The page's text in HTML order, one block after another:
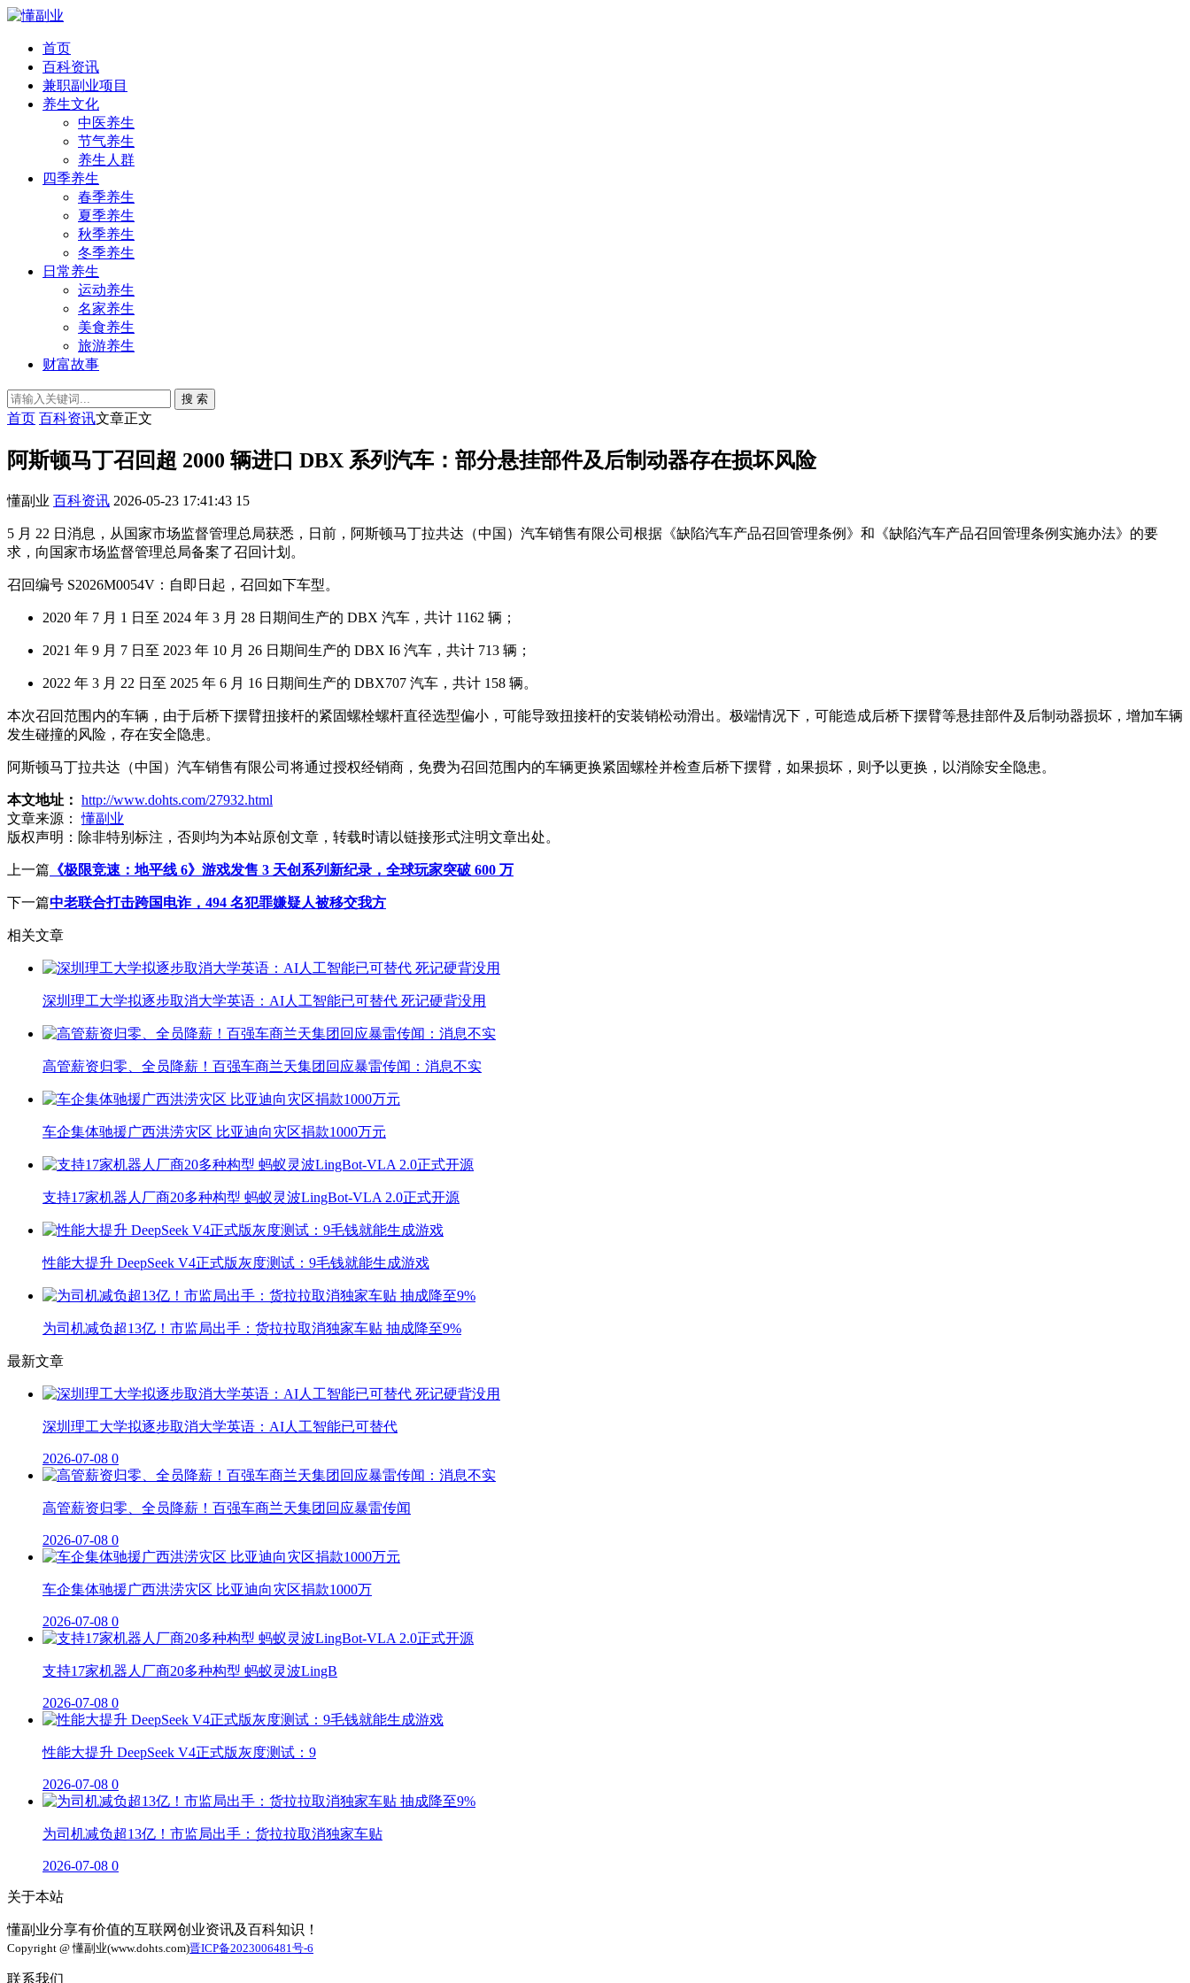
首页
百科资讯
兼职副业项目
养生文化
中医养生
节气养生
养生人群
四季养生
春季养生
夏季养生
秋季养生
冬季养生
日常养生
运动养生
名家养生
美食养生
旅游养生
财富故事
搜 索
首页 百科资讯文章正文
阿斯顿马丁召回超 2000 辆进口 DBX 系列汽车：部分悬挂部件及后制动器存在损坏风险
懂副业 百科资讯 2026-05-23 17:41:43 15
5 月 22 日消息，从国家市场监督管理总局获悉，日前，阿斯顿马丁拉共达（中国）汽车销售有限公司根据《缺陷汽车产品召回管理条例》和《缺陷汽车产品召回管理条例实施办法》的要
求，向国家市场监督管理总局备案了召回计划。
召回编号 S2026M0054V：自即日起，召回如下车型。
2020 年 7 月 1 日至 2024 年 3 月 28 日期间生产的 DBX 汽车，共计 1162 辆；
2021 年 9 月 7 日至 2023 年 10 月 26 日期间生产的 DBX I6 汽车，共计 713 辆；
2022 年 3 月 22 日至 2025 年 6 月 16 日期间生产的 DBX707 汽车，共计 158 辆。
本次召回范围内的车辆，由于后桥下摆臂扭接杆的紧固螺栓螺杆直径选型偏小，可能导致扭接杆的安装销松动滑出。极端情况下，可能造成后桥下摆臂等悬挂部件及后制动器损坏，增加车辆
发生碰撞的风险，存在安全隐患。
阿斯顿马丁拉共达（中国）汽车销售有限公司将通过授权经销商，免费为召回范围内的车辆更换紧固螺栓并检查后桥下摆臂，如果损坏，则予以更换，以消除安全隐患。
本文地址： http://www.dohts.com/27932.html
文章来源：
懂副业
版权声明： 除非特别标注，否则均为本站原创文章，转载时请以链接形式注明文章出处。
上一篇 《极限竞速：地平线 6》游戏发售 3 天创系列新纪录，全球玩家突破 600 万
下一篇中老联合打击跨国电诈，494 名犯罪嫌疑人被移交我方
相关文章
深圳理工大学拟逐步取消大学英语：AI人工智能已可替代 死记硬背没用
高管薪资归零、全员降薪！百强车商兰天集团回应暴雷传闻：消息不实
车企集体驰援广西洪涝灾区 比亚迪向灾区捐款1000万元
支持17家机器人厂商20多种构型 蚂蚁灵波LingBot-VLA 2.0正式开源
性能大提升 DeepSeek V4正式版灰度测试：9毛钱就能生成游戏
为司机减负超13亿！市监局出手：货拉拉取消独家车贴 抽成降至9%
最新文章
深圳理工大学拟逐步取消大学英语：AI人工智能已可替代
2026-07-08 0
高管薪资归零、全员降薪！百强车商兰天集团回应暴雷传闻
2026-07-08 0
车企集体驰援广西洪涝灾区 比亚迪向灾区捐款1000万
2026-07-08 0
支持17家机器人厂商20多种构型 蚂蚁灵波LingB
2026-07-08 0
性能大提升 DeepSeek V4正式版灰度测试：9
2026-07-08 0
为司机减负超13亿！市监局出手：货拉拉取消独家车贴
2026-07-08 0
关于本站
懂副业分享有价值的互联网创业资讯及百科知识！
Copyright @ 懂副业(www.dohts.com)晋ICP备2023006481号-6
联系我们